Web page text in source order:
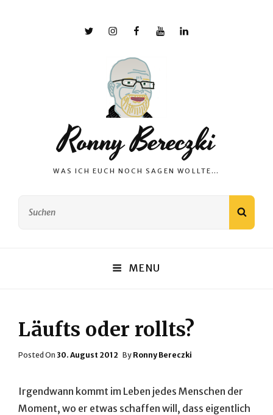
X InstagramFacebookYouTubeLinkedin
Ronny Bereczki
WAS ICH EUCH NOCH SAGEN WOLLTE…
MENU
Läufts oder rollts?
Posted On Posted
30. August 2012 By Ronny Bereczki
Irgendwann kommt im Leben jedes Menschen der
Moment, wo er etwas schaffen will, dass eigentlich